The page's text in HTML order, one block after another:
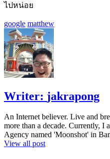
ไปหน่อย
google matthew
Writer: jakrapong
An Internet believer. Live and
more than a decade. Currently,
Agency named 'Moonshot' in
View all post